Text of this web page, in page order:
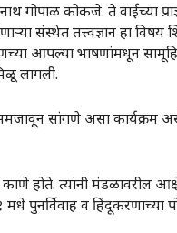
गोपाळ कोकजे. ते वाईच्या
संस्थेत तत्त्वज्ञान हा
आपल्या भाषणांमधून सामूहिक
लागली.
सांगणे असा कार्यक्रम
होते. त्यांनी मंडळावरील
व हिंदूकरणाच्या